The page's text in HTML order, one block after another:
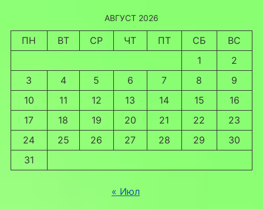
АВГУСТ 2026
ПН ВТ СР ЧТ ПТ СБ
ВС
1
2
3
4 5 6 7 8
9
10
11 12 13 14 15
16
17
18 19 20 21 22
23
24
25 26 27 28 29
30
31
« Июл